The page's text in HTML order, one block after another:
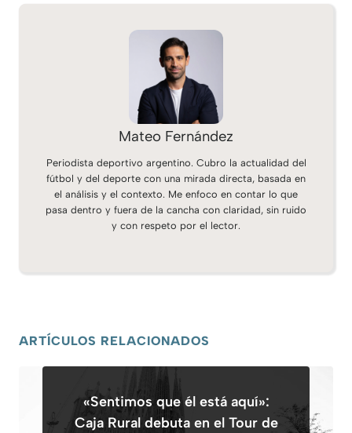
Mateo Fernández
Periodista deportivo argentino. Cubro la actualidad del
fútbol y del deporte con una mirada directa, basada en
el análisis y el contexto. Me enfoco en contar lo que
pasa dentro y fuera de la cancha con claridad, sin ruido
y con respeto por el lector.
ARTÍCULOS RELACIONADOS
«Sentimos que él está aquí»:
Caja Rural debuta en el Tour de